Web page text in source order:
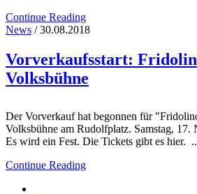
Continue Reading
News / 30.08.2018
Vorverkaufsstart:
Volksbühne
Der Vorverkauf hat begonnen für
Volksbühne am Rudolfplatz. Samstag, 17.
Es wird ein Fest. Die Tickets gibt es hier.
Continue Reading